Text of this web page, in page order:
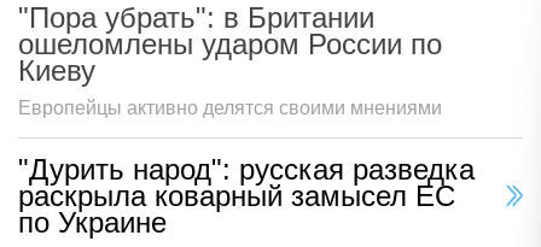
"Пора убрать": в Британии
ошеломлены ударом России по
Киеву
Европейцы активно делятся своими мнениями
"Дурить народ": русская разведка
раскрыла коварный замысел ЕС
по Украине